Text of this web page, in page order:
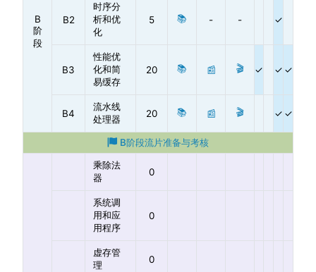
B
阶
段
B2
时序分
析和优
化
5 📚 - -
B3
性能优
化和简
易缓存
20 📚 📰 🎬
B4
流水线
处理器
20 📚 📰 🎬
B阶段流片准备与考核
乘除法
器
0
系统调
用和应
用程序
0
虚存管
理
0